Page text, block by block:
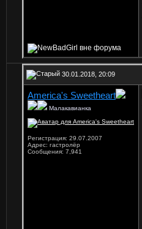
30.01.2018, 20:09
America's Sweetheart
Малакавианка
Регистрация: 29.07.2007
Адрес: гастролёр
Сообщения: 7,941